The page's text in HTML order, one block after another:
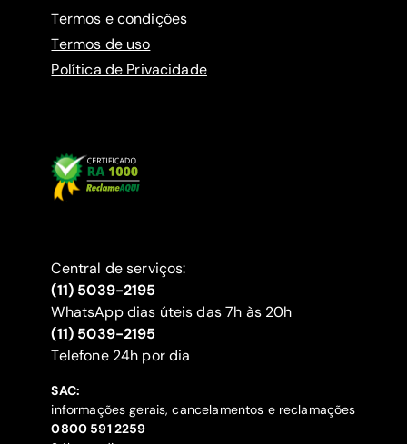
Termos e condições
Termos de uso
Política de Privacidade
Central de serviços:
(11) 5039-2195
WhatsApp dias úteis das 7h às 20h
(11) 5039-2195
‍Telefone 24h por dia
SAC:
informações gerais, cancelamentos e reclamações
‍0800 591 2259